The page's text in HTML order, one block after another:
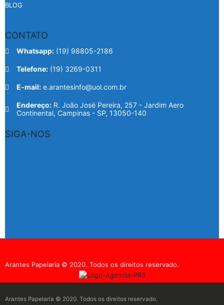
BLOG
CONTATO
Whatsapp: (19) 98805-2186
Telefone: (19) 3269-0311
E-mail: e.arantesinfo@uol.com.br
Endereço: R. João José Pereira, 257 - Jardim Aero
Continental, Campinas - SP, 13050-140
SIGA-NOS
Arantes Papelaria © 2020. Todos os direitos reservado.
Arantes Papelaria © 2020. Todos os direitos reservado.